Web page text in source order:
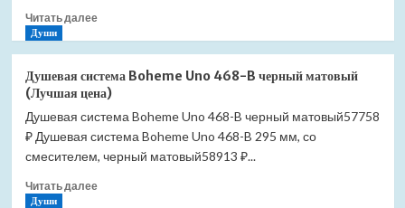
Читать далееПрочитать
Комплект
гигиенического
душа
Boheme
Spectre
457-
бронза
Души
Душевая система Boheme Uno 468-B черный матовый
(Лучшая цена)
Душевая система Boheme Uno 468-B черный матовый57758
₽ Душевая система Boheme Uno 468-B 295 мм, со
смесителем, черный матовый58913 ₽...
Читать далееПрочитать
Души